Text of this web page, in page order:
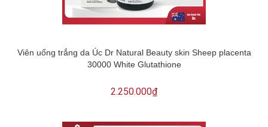
Viên uống trắng da Úc Dr Natural Beauty skin Sheep placenta
30000 White Glutathione
2.250.000₫